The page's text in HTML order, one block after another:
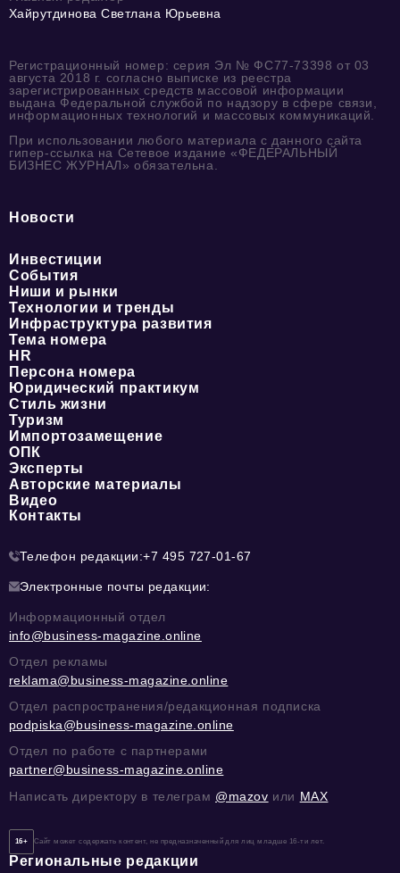
Хайрутдинова Светлана Юрьевна
Регистрационный номер: серия Эл № ФС77-73398 от 03
августа 2018 г. согласно выписке из реестра
зарегистрированных средств массовой информации
выдана Федеральной службой по надзору в сфере связи,
информационных технологий и массовых коммуникаций.
При использовании любого материала с данного сайта
гипер-ссылка на Сетевое издание «ФЕДЕРАЛЬНЫЙ
БИЗНЕС ЖУРНАЛ» обязательна.
Новости
Инвестиции
События
Ниши и рынки
Технологии и тренды
Инфраструктура развития
Тема номера
HR
Персона номера
Юридический практикум
Стиль жизни
Туризм
Импортозамещение
ОПК
Эксперты
Авторские материалы
Видео
Контакты
Телефон редакции:+7 495 727-01-67
Электронные почты редакции:
Информационный отдел
info@business-magazine.online
Отдел рекламы
reklama@business-magazine.online
Отдел распространения/редакционная подписка
podpiska@business-magazine.online
Отдел по работе с партнерами
partner@business-magazine.online
Написать директору в телеграм @mazov или MAX
16+ Сайт может содержать контент, не предназначенный для лиц младше 16-ти лет.
Региональные редакции